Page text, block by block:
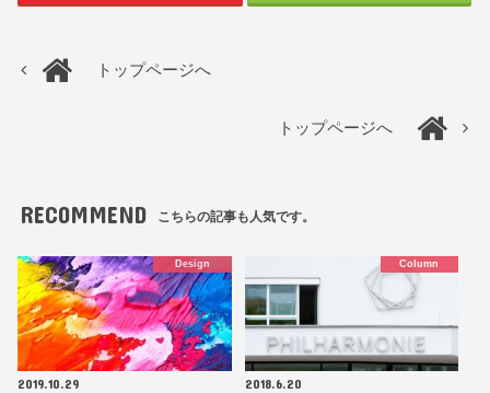
トップページへ
トップページへ
RECOMMEND こちらの記事も人気です。
Design
2019.10.29
Column
2018.6.20